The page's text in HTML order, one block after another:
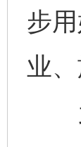
步
业
习